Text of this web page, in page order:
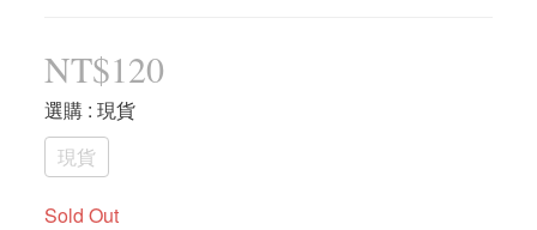
NT$120
選購 : 現貨
現貨
Sold Out